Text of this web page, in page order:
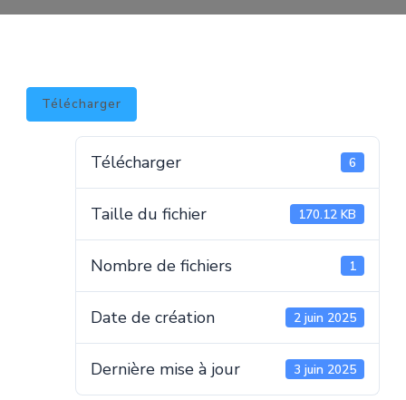
Télécharger
Télécharger 6
Taille du fichier 170.12 KB
Nombre de fichiers 1
Date de création 2 juin 2025
Dernière mise à jour 3 juin 2025